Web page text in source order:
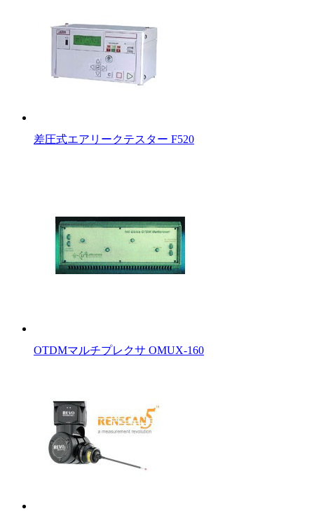
差圧式エアリークテスター F520
OTDMマルチプレクサ OMUX-160